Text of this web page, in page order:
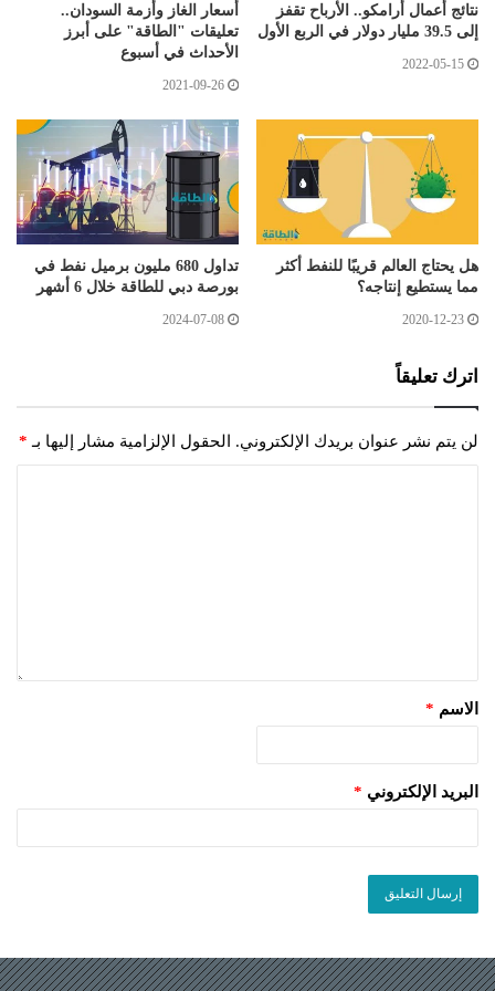
نتائج أعمال أرامكو.. الأرباح تقفز
إلى 39.5 مليار دولار في الربع الأول
2022-05-15
أسعار الغاز وأزمة السودان..
تعليقات "الطاقة" على أبرز
الأحداث في أسبوع
2021-09-26
هل يحتاج العالم قريبًا للنفط أكثر
مما يستطيع إنتاجه؟
2020-12-23
تداول 680 مليون برميل نفط في
بورصة دبي للطاقة خلال 6 أشهر
2024-07-08
اترك تعليقاً
لن يتم نشر عنوان بريدك الإلكتروني. الحقول الإلزامية مشار إليها بـ *
الاسم *
البريد الإلكتروني *